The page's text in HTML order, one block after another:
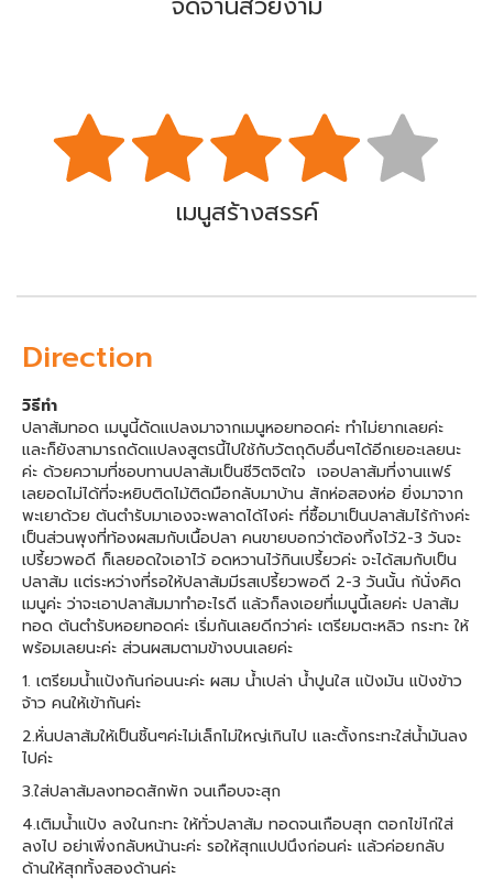
จัดจานสวยงาม
เมนูสร้างสรรค์
Direction
วิธีทำ
ปลาส้มทอด เมนูนี้ดัดเเปลงมาจากเมนูหอยทอดค่ะ ทำไม่ยากเลยค่ะ
เเละก็ยังสามารถดัดเเปลงสูตรนี้ไปใช้กับวัตถุดิบอื่นๆได้อีกเยอะเลยนะ
ค่ะ ด้วยความที่ชอบทานปลาส้มเป็นชีวิตจิตใจ เจอปลาส้มที่งานเเฟร์
เลยอดไม่ได้ที่จะหยิบติดไม้ติดมือกลับมาบ้าน สักห่อสองห่อ ยิ่งมาจาก
พะเยาด้วย ต้นตำรับมาเองจะพลาดได้ไงค่ะ ที่ซื้อมาเป็นปลาส้มไร้ก้างค่ะ
เป็นส่วนพุงที่ท้องผสมกับเนื้อปลา คนขายบอกว่าต้องทิ้งไว้2-3 วันจะ
เปรี้ยวพอดี ก็เลยอดใจเอาไว้ อดหวานไว้กินเปรี้ยวค่ะ จะได้สมกับเป็น
ปลาส้ม เเต่ระหว่างที่รอให้ปลาส้มมีรสเปรี้ยวพอดี 2-3 วันนั้น ก้นั่งคิด
เมนูค่ะ ว่าจะเอาปลาส้มมาทำอะไรดี แล้วก็ลงเอยที่เมนูนี้เลยค่ะ ปลาส้ม
ทอด ต้นตำรับหอยทอดค่ะ เริ่มกันเลยดีกว่าค่ะ เตรียมตะหลิว กระทะ ให้
พร้อมเลยนะค่ะ ส่วนผสมตามข้างบนเลยค่ะ
1. เตรียมน้ำแป้งกันก่อนนะค่ะ ผสม น้ำเปล่า น้ำปูนใส แป้งมัน แป้งข้าว
จ้าว คนให้เข้ากันค่ะ
2.หั่นปลาส้มให้เป็นชิ้นๆค่ะไม่เล็กไม่ใหญ่เกินไป เเละตั้งกระทะใส่น้ำมันลง
ไปค่ะ
3.ใส่ปลาส้มลงทอดสักพัก จนเกือบจะสุก
4.เติมน้ำแป้ง ลงในกะทะ ให้ทั่วปลาส้ม ทอดจนเกือบสุก ตอกไข่ไก่ใส่
ลงไป อย่าเพิ่งกลับหน้านะค่ะ รอให้สุกแปปนึงก่อนค่ะ แล้วค่อยกลับ
ด้านให้สุกทั้งสองด้านค่ะ